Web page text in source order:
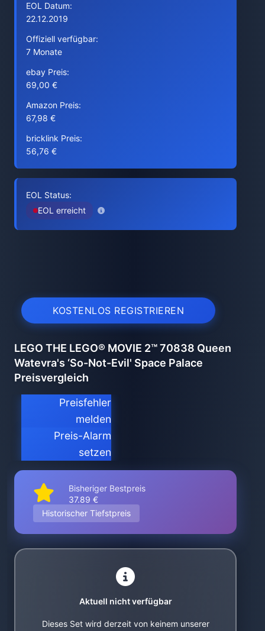
EOL Datum:
22.12.2019
Offiziell verfügbar:
7 Monate
ebay Preis:
69,00 €
Amazon Preis:
67,98 €
bricklink Preis:
56,76 €
EOL Status:
EOL erreicht
KOSTENLOS REGISTRIEREN
LEGO THE LEGO® MOVIE 2™ 70838 Queen
Watevra's ‘So-Not-Evil' Space Palace
Preisvergleich
Preisfehler
melden
Preis-Alarm
setzen
Bisheriger Bestpreis
37.89 €
Historischer Tiefstpreis
Aktuell nicht verfügbar
Dieses Set wird derzeit von keinem unserer